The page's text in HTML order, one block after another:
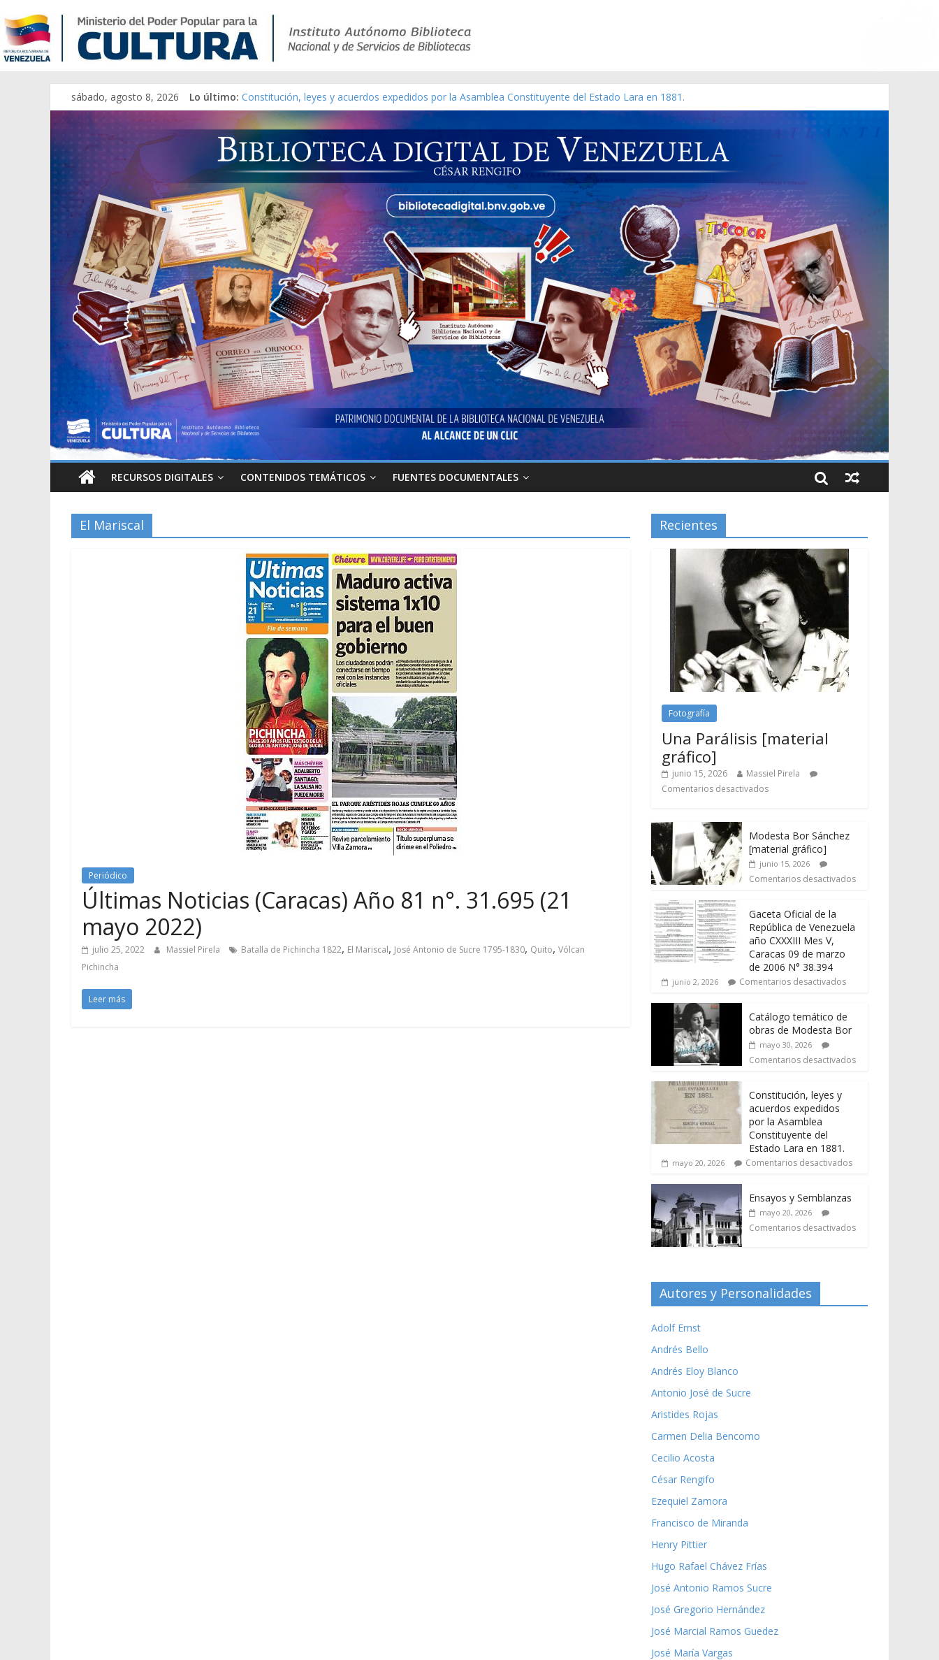
sábado, agosto 8, 2026 Lo último: Constitución, leyes y acuerdos expedidos por la Asamblea Constituyente del Estado Lara en 1881.
Una Parálisis [material gráfico]
Modesta Bor Sánchez [material gráfico]
Gaceta Oficial de la República de Venezuela año CXXXIII Mes V, Caracas 09 de marzo de 2006 N° 38.394
Catálogo temático de obras de Modesta Bor
RECURSOS DIGITALES CONTENIDOS TEMÁTICOS FUENTES DOCUMENTALES
El Mariscal
Periódico
Últimas Noticias (Caracas) Año 81 n°. 31.695 (21
mayo 2022)
julio 25, 2022 Massiel Pirela Batalla de Pichincha 1822, El Mariscal, José Antonio de Sucre 1795-1830, Quito, Vólcan
Pichincha
Leer más
Recientes
Fotografía
Una Parálisis [material
gráfico]
junio 15, 2026
Massiel Pirela
Comentarios desactivados
Modesta Bor Sánchez
[material gráfico]
junio 15, 2026
Comentarios desactivados
Gaceta Oficial de la
República de Venezuela
año CXXXIII Mes V,
Caracas 09 de marzo
de 2006 N° 38.394
junio 2, 2026 Comentarios desactivados
Catálogo temático de
obras de Modesta Bor
mayo 30, 2026
Comentarios desactivados
Constitución, leyes y
acuerdos expedidos
por la Asamblea
Constituyente del
Estado Lara en 1881.
mayo 20, 2026 Comentarios desactivados
Ensayos y Semblanzas
mayo 20, 2026
Comentarios desactivados
Autores y Personalidades
Adolf Ernst
Andrés Bello
Andrés Eloy Blanco
Antonio José de Sucre
Aristides Rojas
Carmen Delia Bencomo
Cecilio Acosta
César Rengifo
Ezequiel Zamora
Francisco de Miranda
Henry Pittier
Hugo Rafael Chávez Frías
José Antonio Ramos Sucre
José Gregorio Hernández
José Marcial Ramos Guedez
José María Vargas